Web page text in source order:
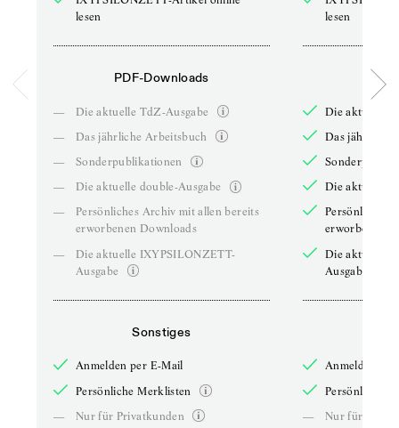
lesen
PDF-Downloads
—
Die aktuelle TdZ-Ausgabe
—
Das jährliche Arbeitsbuch
—
Sonderpublikationen
—
Die aktuelle double-Ausgabe
—
Persönliches Archiv mit allen bereits
erworbenen Downloads
—
Die aktuelle IXYPSILONZETT-
Ausgabe
Sonstiges
Anmelden per E-Mail
Persönliche Merklisten
—
Nur für Privatkunden
lesen
Die aktuelle
Das jährliche
Die aktuelle
Persönliches
erworbenen
Die aktuelle
Ausgabe
Anmelden
Persönliche
—
Nur für